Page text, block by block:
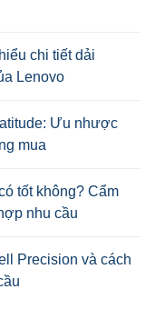
chi tiết dải
Lenovo
Ưu nhược
mua
tốt không? Cẩm
nhu cầu
Precision và cách